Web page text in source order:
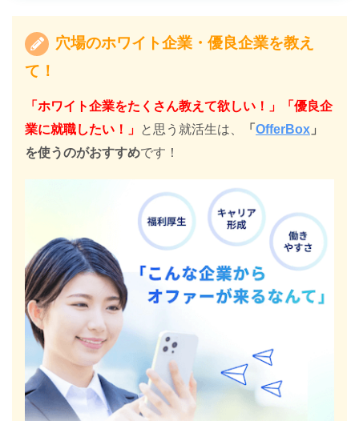
穴場のホワイト企業・優良企業を教え
て！
「ホワイト企業をたくさん教えて欲しい！」「優良企
業に就職したい！」 と思う就活生は、 「 OfferBox 」
を使うのがおすすめです！